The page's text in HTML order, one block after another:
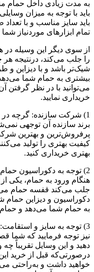
به مدت زیادی داخل حمام
باید با توجه به میزان
باید سایز مناسب و با
تمام ابزارهای موردنیاز
از سوی دیگر این وسیله در
را جلب می‌کند، درنتیجه
شیک‌تر باشد و با دیزاین و
بیشتری به حمام شما
می‌توانید با در نظر گرفتن
خریداری نمایید.
1) شرکت سازنده: گرچه در
برند سازنده آن توجهی
پرفروش‌ترین و بهترین
کیفیت بهتری را تولید
بهتری خریداری کنید.
2) توجه به دکوراسیون
هنگام ورود به حمام، یکی
جلب می‌کند قفسه حمام
دکوراسیون و دیزاین حمام
به حمام شما می‌دهد و حمام
3) توجه به سایز و
نیز توجه فرمایید که شما
دهید و این وسایل تقریباً
درصورتی‌که قبل از خرید
خواهید داشت و به‌راحتی